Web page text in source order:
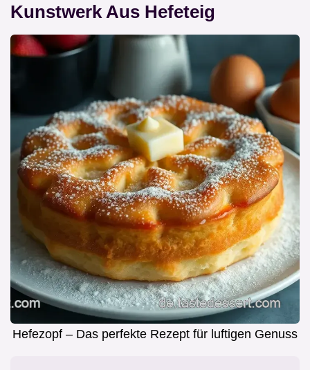
Kunstwerk Aus Hefeteig
Hefezopf – Das perfekte Rezept für luftigen Genuss